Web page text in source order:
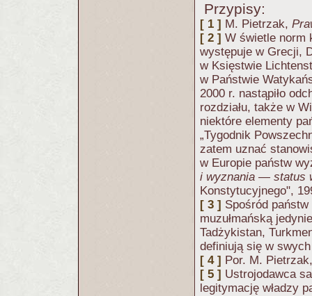
Przypisy:
[ 1 ] M. Pietrzak,
[ 2 ] W świetle norm
występuje w Grecji,
w Księstwie
w Państwie
2000 r. nastąpiło
rozdziału, także w
niektóre elementy
„Tygodnik
zatem uznać
w Europie państw
i wyznania — status
Konstytucyjnego",
[ 3 ] Spośród
muzułmańską
Tadżykistan,
definiują się w
[ 4 ] Por. M. Pietrzak,
[ 5 ] Ustrojodawca
legitymację władzy